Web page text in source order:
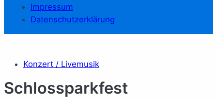
Impressum
Datenschutzerklärung
Konzert / Livemusik
Schlossparkfest